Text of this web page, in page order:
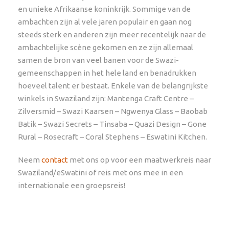
en unieke Afrikaanse koninkrijk. Sommige van de
ambachten zijn al vele jaren populair en gaan nog
steeds sterk en anderen zijn meer recentelijk naar de
ambachtelijke scène gekomen en ze zijn allemaal
samen de bron van veel banen voor de Swazi-
gemeenschappen in het hele land en benadrukken
hoeveel talent er bestaat. Enkele van de belangrijkste
winkels in Swaziland zijn: Mantenga Craft Centre –
Zilversmid – Swazi Kaarsen – Ngwenya Glass – Baobab
Batik – Swazi Secrets – Tinsaba – Quazi Design – Gone
Rural – Rosecraft – Coral Stephens – Eswatini Kitchen.
Neem contact met ons op voor een maatwerkreis naar
Swaziland/eSwatini of reis met ons mee in een
internationale een groepsreis!